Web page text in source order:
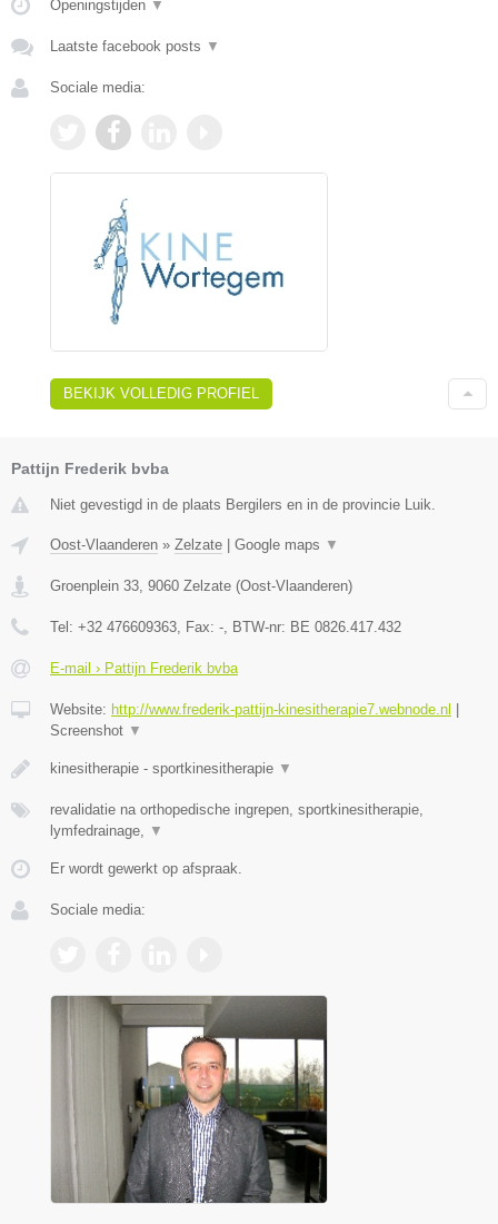
Openingstijden ▼
Laatste facebook posts ▼
Sociale media:
BEKIJK VOLLEDIG PROFIEL
Pattijn Frederik bvba
Niet gevestigd in de plaats Bergilers en in de provincie Luik.
Oost-Vlaanderen » Zelzate Google maps ▼
Groenplein 33, 9060 Zelzate (Oost-Vlaanderen)
Tel: +32 476609363, Fax: -, BTW-nr: BE 0826.417.432
E-mail › Pattijn Frederik bvba
Website: http://www.frederik-pattijn-kinesitherapie7.webnode.nl
Screenshot ▼
kinesitherapie - sportkinesitherapie ▼
revalidatie na orthopedische ingrepen, sportkinesitherapie,
lymfedrainage, ▼
Er wordt gewerkt op afspraak.
Sociale media: